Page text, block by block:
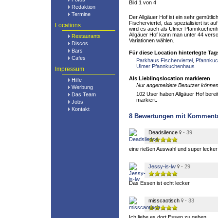
Redaktion
Termine
Locations
Restaurants
Discos
Bars
Cafes
Impressum
Hilfe
Werbung
Das Team
Jobs
Kontakt
Bild 1 von 4
Der Allgäuer Hof ist ein sehr
Fischerviertel, das spezialisiert ist
wird es auch als Ulmer
Allgäuer Hof kann man unter 44
Variationen wählen.
Für diese Location hinterlegte
Parkhaus Fischerviertel
Ulmer Pfannkuchenhaus
Als Lieblingslocation markieren
Nur angemeldete Benutzer
102 User haben Allgäuer Hof
markiert.
8 Bewertungen mit
Deadsilence - 39
eine rießen Auswahl und super lecker
Jessy-is-lw - 29
Das Essen ist echt lecker
misscaotisch - 33